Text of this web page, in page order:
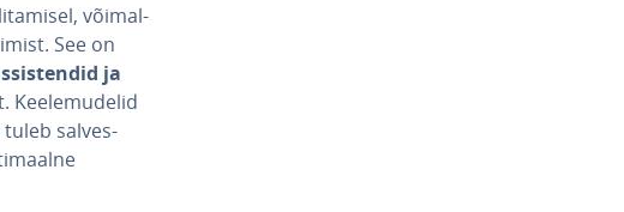
või­mal­
See on
ja
Kee­le­mu­delid
tuleb sal­ves­